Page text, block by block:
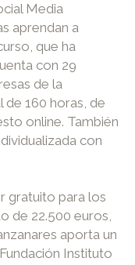
Media
aprendan a
que ha
con 29
de la
de 160 horas, de
online. También
con
gratuito para los
de 22.500 euros,
aporta un
Instituto